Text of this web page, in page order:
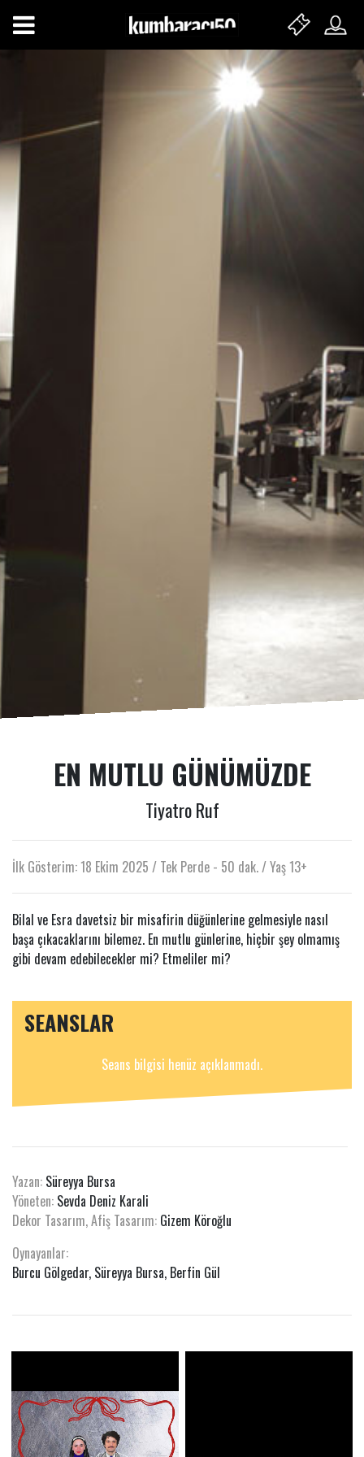
EN MUTLU GÜNÜMÜZDE
Tiyatro Ruf
İlk Gösterim: 18 Ekim 2025 / Tek Perde - 50 dak. / Yaş 13+
Bilal ve Esra davetsiz bir misafirin düğünlerine gelmesiyle nasıl
başa çıkacaklarını bilemez. En mutlu günlerine, hiçbir şey olmamış
gibi devam edebilecekler mi? Etmeliler mi?
SEANSLAR
Seans bilgisi henüz açıklanmadı.
Yazan: Süreyya Bursa
Yöneten: Sevda Deniz Karali
Dekor Tasarım, Afiş Tasarım: Gizem Köroğlu
Oynayanlar:
Burcu Gölgedar, Süreyya Bursa, Berfin Gül